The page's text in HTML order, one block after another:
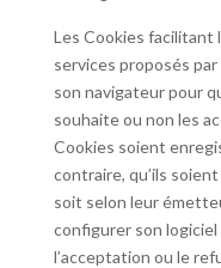
Les Cookies facilitant
services proposés
son navigateur pour
souhaite ou non les
Cookies soient
contraire, qu’ils
soit selon leur
configurer son logiciel
l’acceptation ou le